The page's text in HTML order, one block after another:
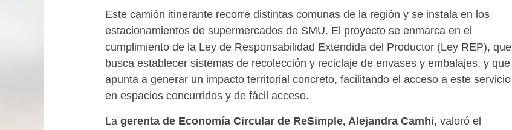
Este camión itinerante recorre distintas comunas de la región y se instala en los
estacionamientos de supermercados de SMU. El proyecto se enmarca en el
cumplimiento de la Ley de Responsabilidad Extendida del Productor (Ley REP), que
busca establecer sistemas de recolección y reciclaje de envases y embalajes, y que
apunta a generar un impacto territorial concreto, facilitando el acceso a este servicio
en espacios concurridos y de fácil acceso.
La gerenta de Economía Circular de ReSimple, Alejandra Camhi, valoró el